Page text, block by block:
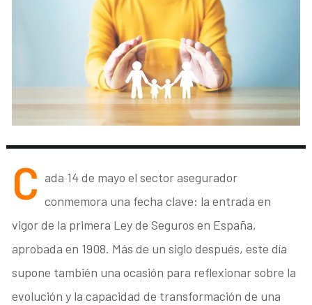
C ada 14 de mayo el sector asegurador
conmemora una fecha clave: la entrada en
vigor de la primera Ley de Seguros en España,
aprobada en 1908. Más de un siglo después, este día
supone también una ocasión para reflexionar sobre la
evolución y la capacidad de transformación de una